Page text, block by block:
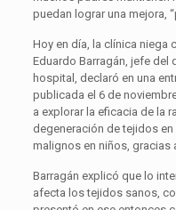
puedan lograr una mejora,
Hoy en día, la clínica niega
Eduardo Barragán, jefe del
hospital, declaró en una
publicada el 6 de
a explorar la eficacia de la
degeneración de tejidos
malignos en niños, gracias
Barragán explicó que lo
afecta los tejidos sanos,